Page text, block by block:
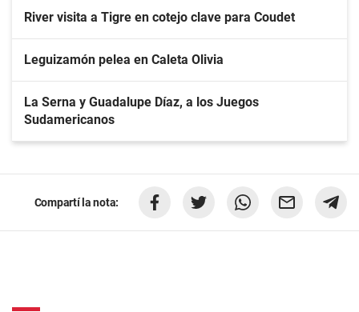
River visita a Tigre en cotejo clave para Coudet
Leguizamón pelea en Caleta Olivia
La Serna y Guadalupe Díaz, a los Juegos
Sudamericanos
Compartí la nota: